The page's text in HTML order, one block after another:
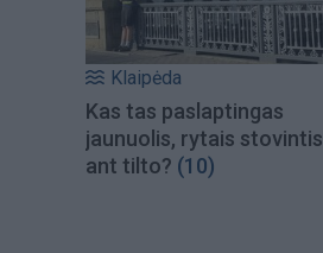
Klaipėda
Kas tas paslaptingas
jaunuolis, rytais stovintis
ant tilto? (10)